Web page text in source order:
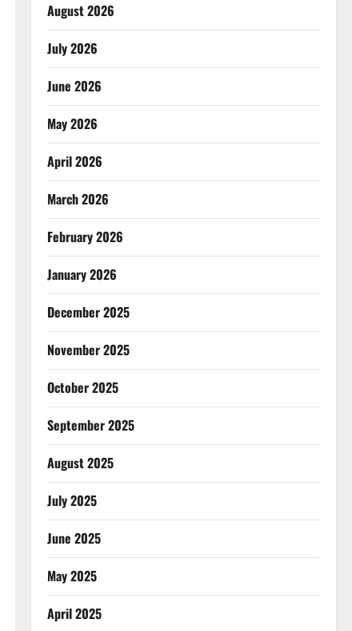
August 2026
July 2026
June 2026
May 2026
April 2026
March 2026
February 2026
January 2026
December 2025
November 2025
October 2025
September 2025
August 2025
July 2025
June 2025
May 2025
April 2025